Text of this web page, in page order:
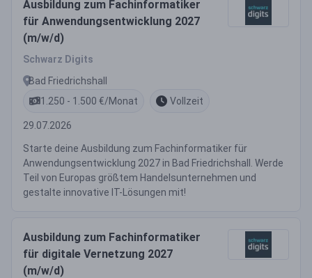
Ausbildung zum Fachinformatiker
für Anwendungsentwicklung 2027
(m/w/d)
Schwarz Digits
Bad Friedrichshall
1.250 - 1.500 €/Monat
Vollzeit
29.07.2026
Starte deine Ausbildung zum Fachinformatiker für
Anwendungsentwicklung 2027 in Bad Friedrichshall. Werde
Teil von Europas größtem Handelsunternehmen und
gestalte innovative IT-Lösungen mit!
Ausbildung zum Fachinformatiker
für digitale Vernetzung 2027
(m/w/d)